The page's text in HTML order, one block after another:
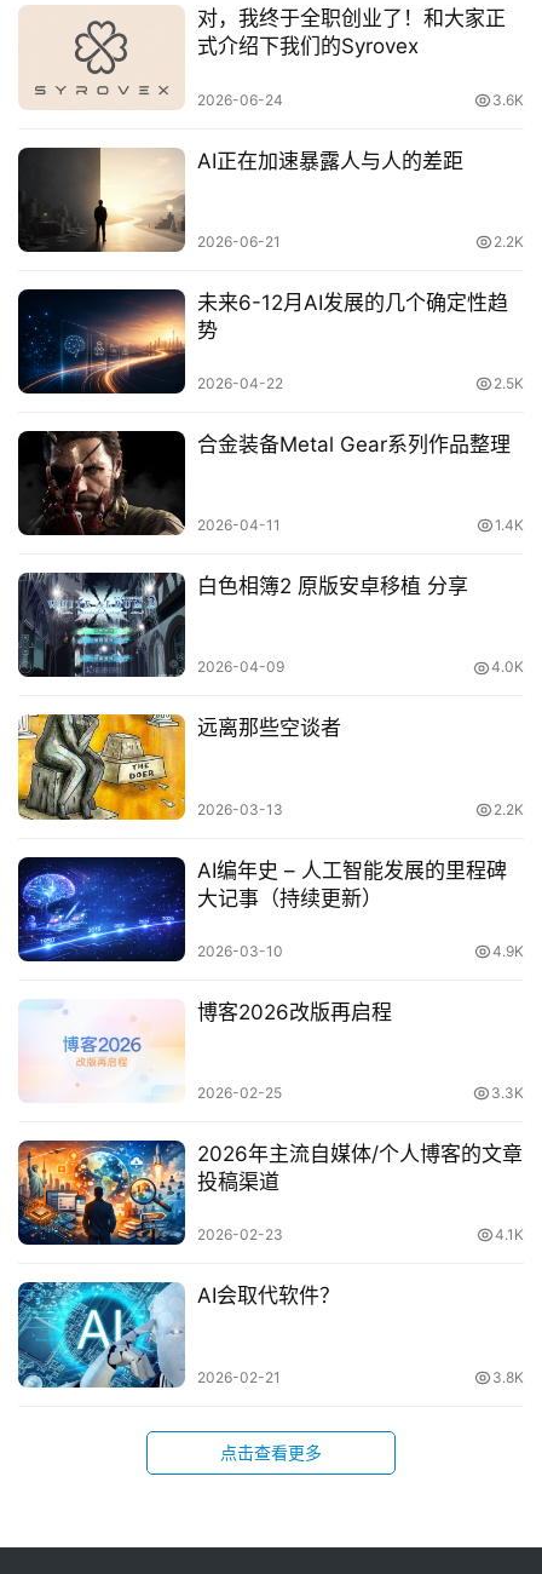
&
具
关
于
言
登录 注册
对，我终于全职创业了！和大家正
式介绍下我们的Syrovex
2026-06-24 3.6K
AI正在加速暴露人与人的差距
2026-06-21 2.2K
未来6-12月AI发展的几个确定性趋
势
2026-04-22 2.5K
合金装备Metal Gear系列作品整理
2026-04-11 1.4K
白色相簿2 原版安卓移植 分享
2026-04-09 4.0K
远离那些空谈者
2026-03-13 2.2K
AI编年史 – 人工智能发展的里程碑
大记事（持续更新）
2026-03-10 4.9K
博客2026改版再启程
2026-02-25 3.3K
2026年主流自媒体/个人博客的文章
投稿渠道
2026-02-23 4.1K
AI会取代软件？
2026-02-21 3.8K
点击查看更多